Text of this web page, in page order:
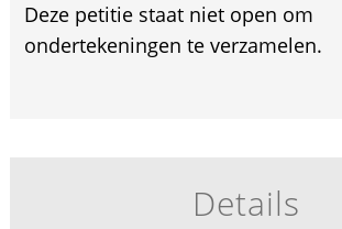
Deze petitie staat niet open om
ondertekeningen te verzamelen.
Details